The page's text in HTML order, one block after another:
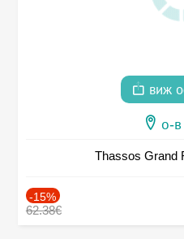
виж
о-в
Thassos Grand
-15%
62.38€